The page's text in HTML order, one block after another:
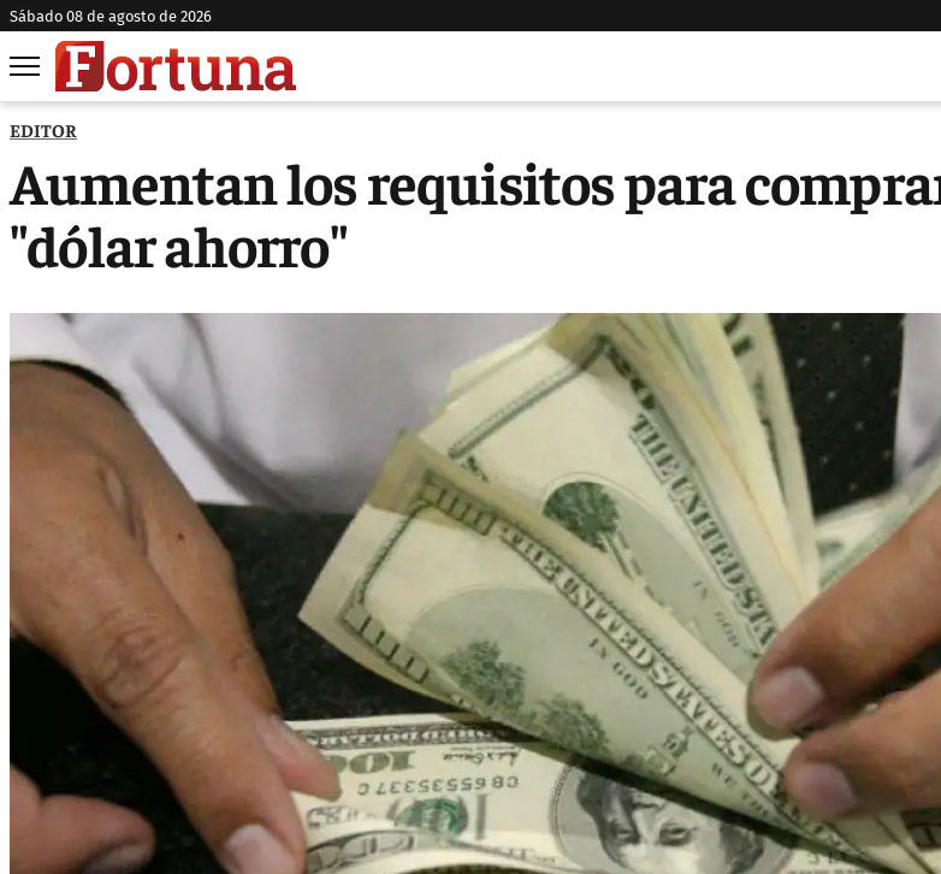
sábado 08 de agosto de 2026
EDITOR
Aumentan los requisitos para
"dólar ahorro"